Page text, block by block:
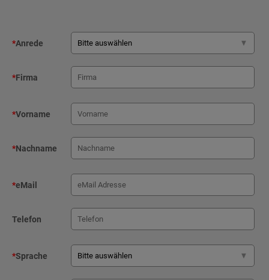
*Anrede
*Firma
*Vorname
*Nachname
*eMail
Telefon
*Sprache